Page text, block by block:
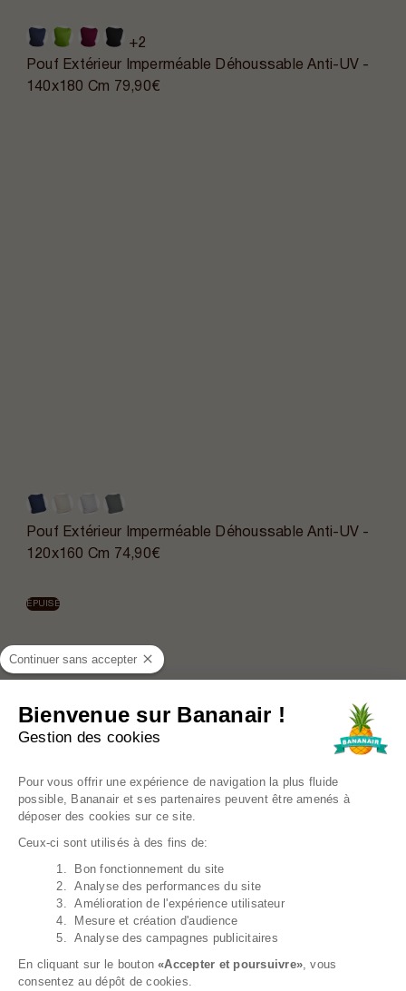
+2
Pouf Extérieur Imperméable Déhoussable Anti-UV -
140x180 Cm 79,90€
Pouf Extérieur Imperméable Déhoussable Anti-UV -
120x160 Cm 74,90€
ÉPUISÉ
Continuer sans accepter
Bienvenue sur Bananair !
Gestion des cookies
Plateforme de Gestion du
Pour vous offrir une expérience de navigation la plus fluide
possible, Bananair et ses partenaires peuvent être amenés à
déposer des cookies sur ce site.
Ceux-ci sont utilisés à des fins de:
1. Bon fonctionnement du site
2. Analyse des performances du site
3. Amélioration de l'expérience utilisateur
4. Mesure et création d'audience
5. Analyse des campagnes publicitaires
En cliquant sur le bouton«Accepter et poursuivre» , vous
consentez au dépôt de cookies.
Axeptio consent